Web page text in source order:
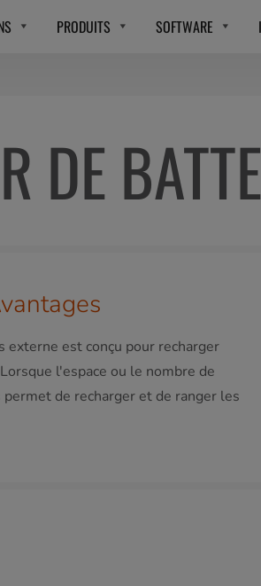
PRODUITS SOFTWARE
DE
externe est conçu pour recharger
l'espace ou le nombre de
de recharger et de ranger les